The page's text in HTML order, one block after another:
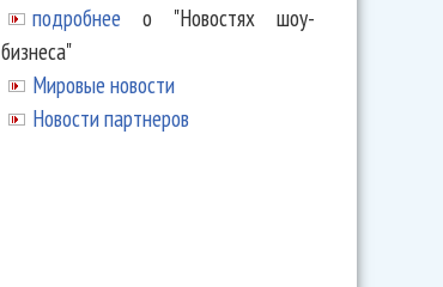
подробнее о "Новостях шоу-
бизнеса"
Мировые новости
Новости партнеров